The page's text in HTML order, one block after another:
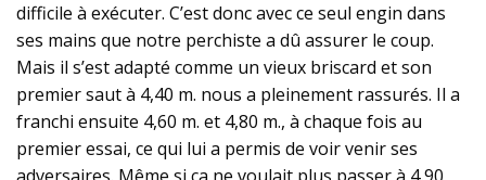
difficile à exécuter. C’est donc avec ce seul engin dans
ses mains que notre perchiste a dû assurer le coup.
Mais il s’est adapté comme un vieux briscard et son
premier saut à 4,40 m. nous a pleinement rassurés. Il a
franchi ensuite 4,60 m. et 4,80 m., à chaque fois au
premier essai, ce qui lui a permis de voir venir ses